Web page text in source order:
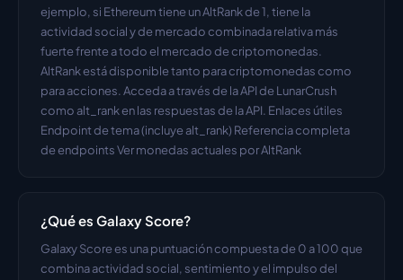
ejemplo, si Ethereum tiene un AltRank de 1, tiene la
actividad social y de mercado combinada relativa más
fuerte frente a todo el mercado de criptomonedas.
AltRank está disponible tanto para criptomonedas como
para acciones. Acceda a través de la API de LunarCrush
como alt_rank en las respuestas de la API. Enlaces útiles
Endpoint de tema (incluye alt_rank) Referencia completa
de endpoints Ver monedas actuales por AltRank
¿Qué es Galaxy Score?
Galaxy Score es una puntuación compuesta de 0 a 100 que
combina actividad social, sentimiento y el impulso del